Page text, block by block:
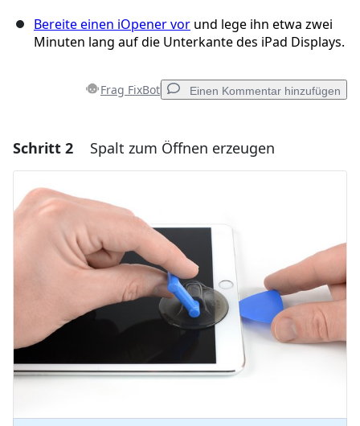
Bereite einen iOpener vor und lege ihn etwa zwei
Minuten lang auf die Unterkante des iPad Displays.
Frag FixBot Einen Kommentar hinzufügen
Einen Kommentar hinzufügen
Kommentar hinzufügen
Abbrechen Kommentieren
Schritt 2 Spalt zum Öffnen erzeugen